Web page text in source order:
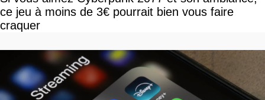
ce jeu à moins de 3€ pourrait bien vous faire
craquer